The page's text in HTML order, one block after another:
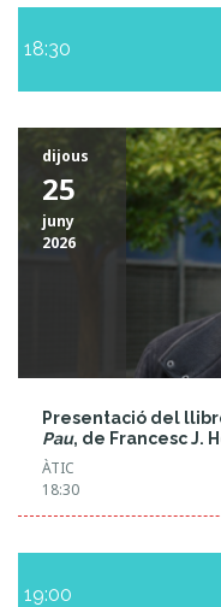
18:30
dijous
25
juny
2026
Presentació del
Pau, de Francesc J.
ÀTIC
18:30
19:00